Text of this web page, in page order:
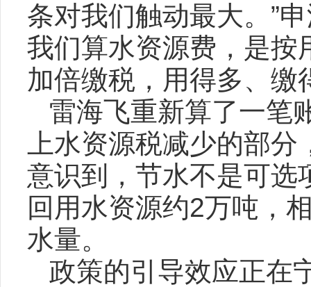
条对我们触动最大。”
我们算水资源费，是按
加倍缴税，用得多、缴
雷海飞重新算了一笔
上水资源税减少的部
意识到，节水不是可选
回用水资源约2万吨，
水量。
政策的引导效应正在